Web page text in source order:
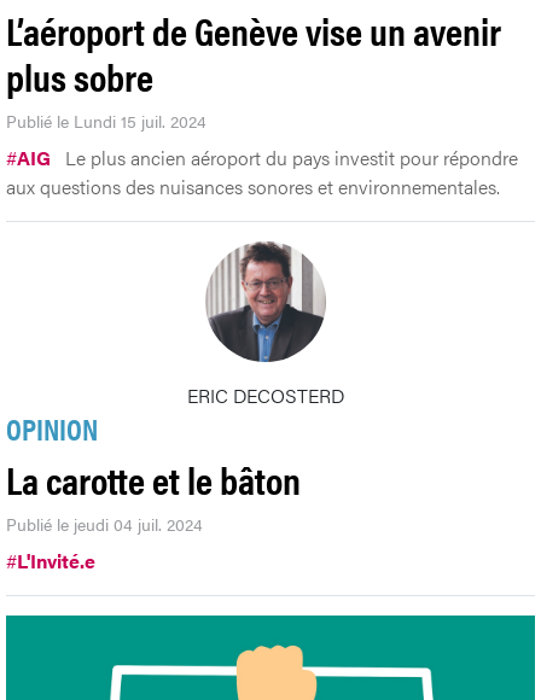
L’aéroport de Genève vise un avenir
plus sobre
Publié le Lundi 15 juil. 2024
#AIG
Le plus ancien aéroport du pays investit pour répondre
aux questions des nuisances sonores et environnementales.
ERIC DECOSTERD
OPINION
La carotte et le bâton
Publié le jeudi 04 juil. 2024
#L'Invité.e